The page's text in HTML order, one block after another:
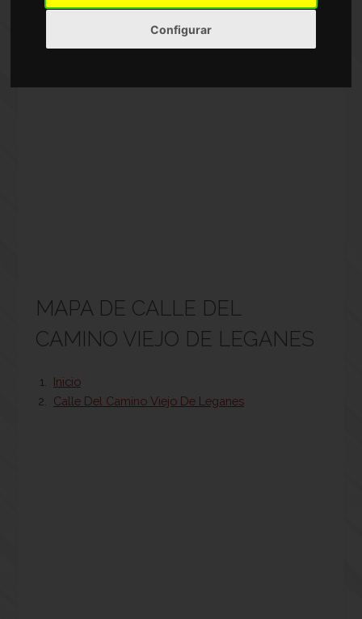
Configurar
MAPA DE CALLE DEL
CAMINO VIEJO DE LEGANES
Inicio
Calle Del Camino Viejo De Leganes